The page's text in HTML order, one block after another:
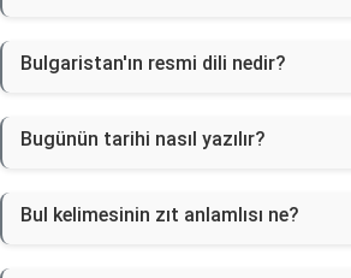
Bulgaristan'ın resmi dili nedir?
Bugünün tarihi nasıl yazılır?
Bul kelimesinin zıt anlamlısı ne?